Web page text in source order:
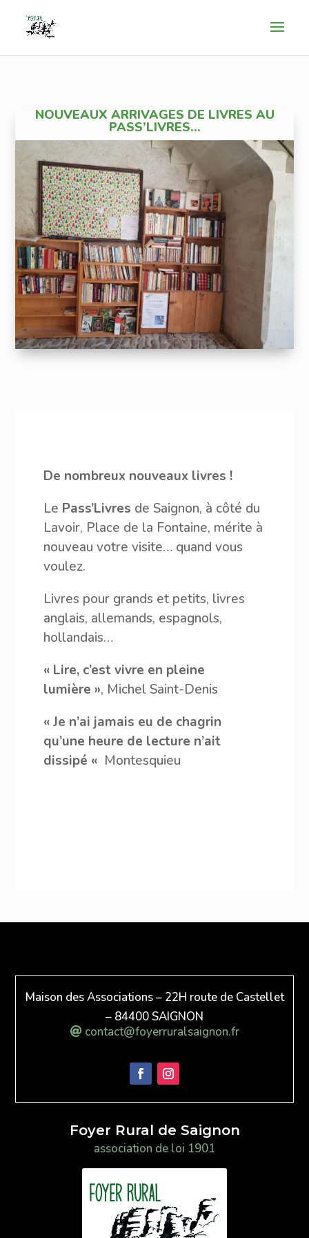
NOUVEAUX ARRIVAGES DE LIVRES AU
PASS’LIVRES…
De nombreux nouveaux livres !
Le Pass’Livres de Saignon, à côté du
Lavoir, Place de la Fontaine, mérite à
nouveau votre visite… quand vous
voulez.
Livres pour grands et petits, livres
anglais, allemands, espagnols,
hollandais…
« Lire, c’est vivre en pleine
lumière », Michel Saint-Denis
« Je n’ai jamais eu de chagrin
qu’une heure de lecture n’ait
dissipé « Montesquieu
Maison des Associations – 22H route de Castellet
– 84400 SAIGNON
contact@foyerruralsaignon.fr
Foyer Rural de Saignon
association de loi 1901